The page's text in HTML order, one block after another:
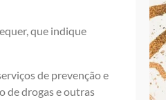
que indique
de prevenção e
de drogas e outras